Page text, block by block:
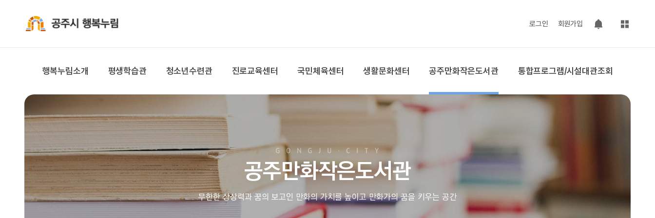
로그인 회원가입
팝업 열기
사이트맵
행복누림소개 평생학습관 청소년수련관 진로교육센터 국민체육센터 생활문화센터 공주만화작은도서관 통합프로그램/시설대관조회
공주만화작은도서관
무한한 상상력과 꿈의 보고인 만화의 가치를 높이고 만화가의 꿈을 키우는 공간